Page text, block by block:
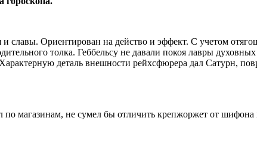
Ориентирован на действо и эффект. С учетом
толка. Геббельсу не давали покоя лавры
деталь внешности рейхсфюрера дал Сатурн,
магазинам, не сумел бы отличить крепжоржет от